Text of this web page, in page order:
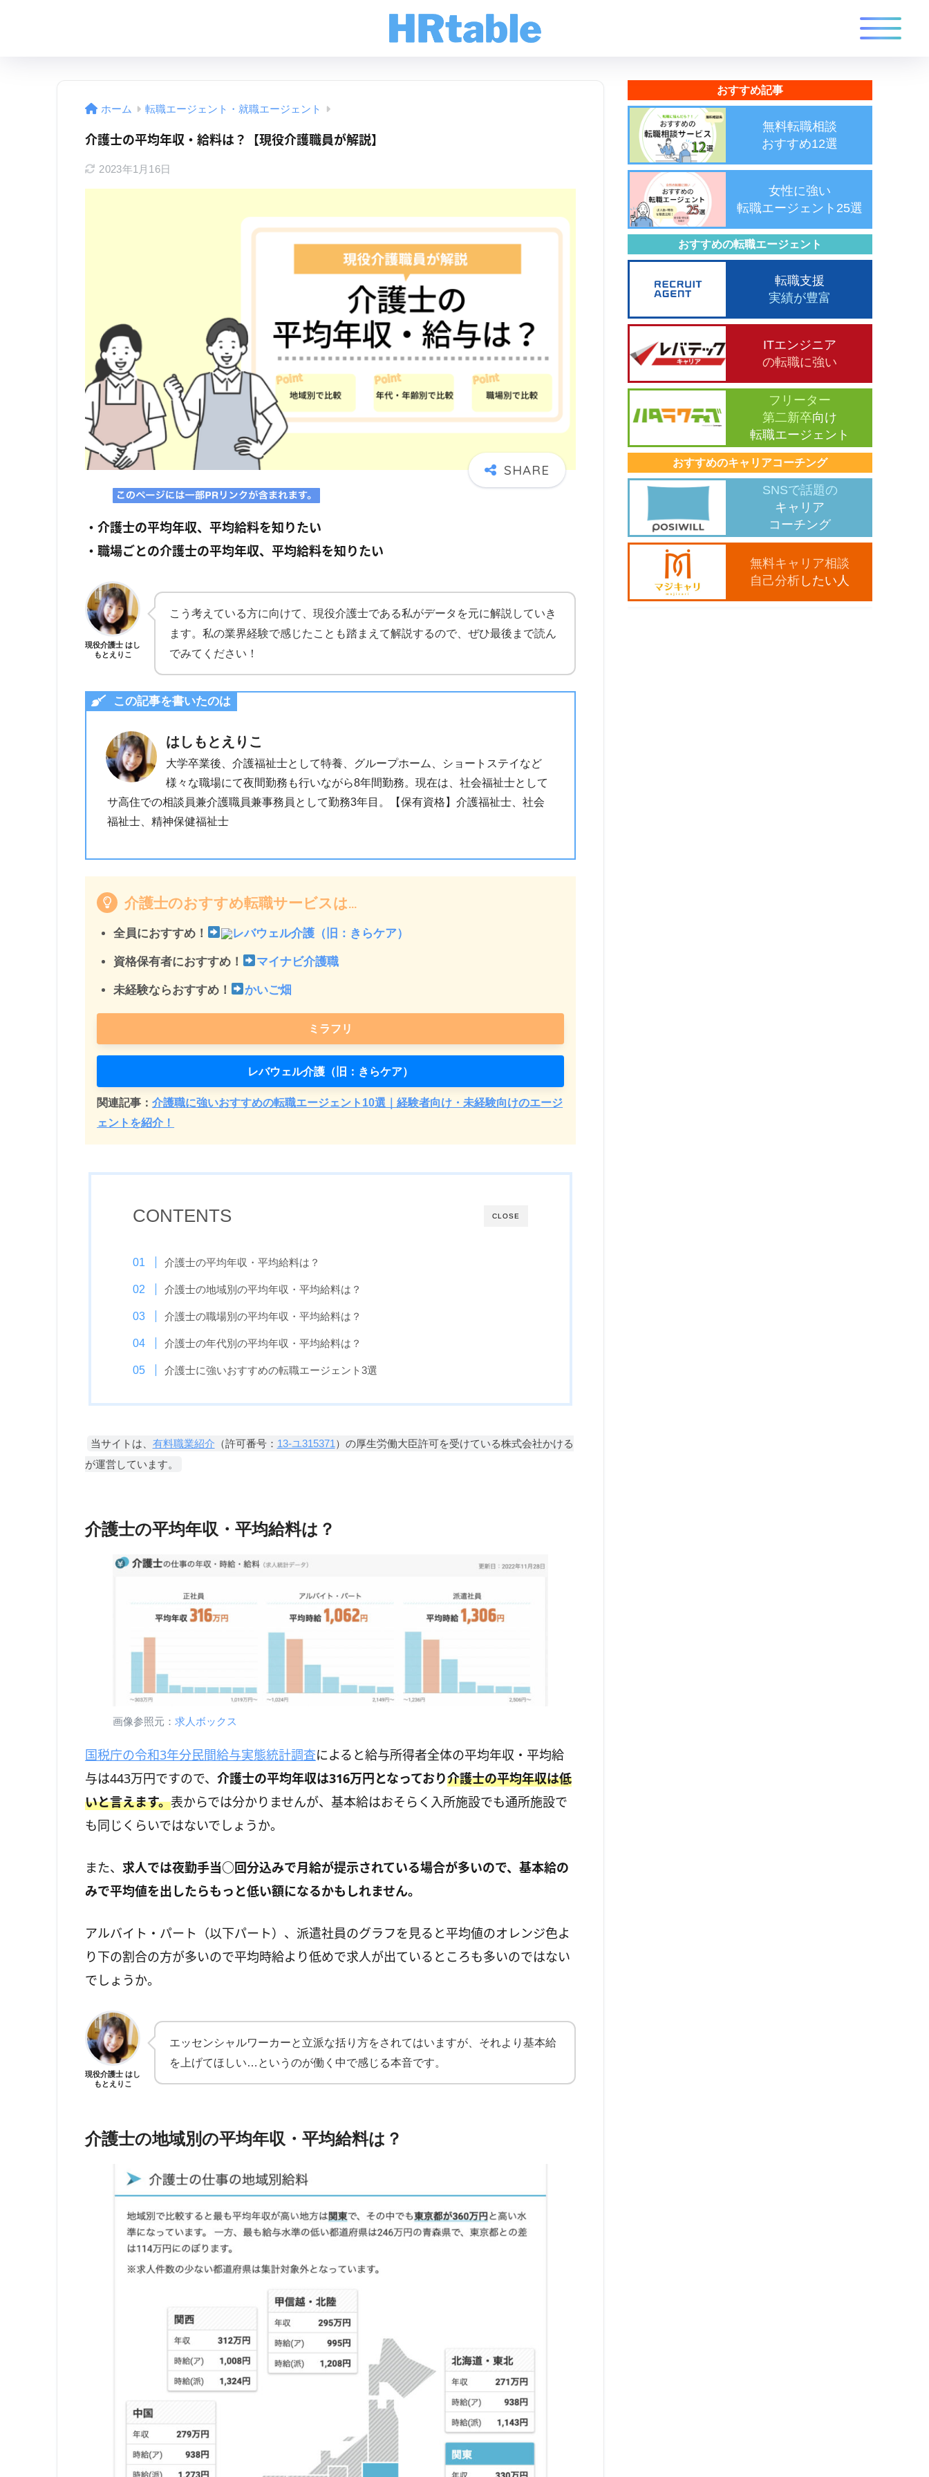
ホーム 転職エージェント・就職エージェント
介護士の平均年収・給料は？【現役介護職員が解説】
2023年1月16日
・介護士の平均年収、平均給料を知りたい
・職場ごとの介護士の平均年収、平均給料を知りたい
現役介護士 はし
もとえりこ
こう考えている方に向けて、現役介護士である私がデータを元に解説していき
ます。私の業界経験で感じたことも踏まえて解説するので、ぜひ最後まで読ん
でみてください！
この記事を書いたのは
はしもとえりこ
大学卒業後、介護福祉士として特養、グループホーム、ショートステイなど
様々な職場にて夜間勤務も行いながら8年間勤務。現在は、社会福祉士として
サ高住での相談員兼介護職員兼事務員として勤務3年目。【保有資格】介護福祉士、社会
福祉士、精神保健福祉士
介護士のおすすめ転職サービスは…
全員におすすめ！ レバウェル介護（旧：きらケア）
資格保有者におすすめ！ マイナビ介護職
未経験ならおすすめ！ かいご畑
ミラフリ
レバウェル介護（旧：きらケア）
関連記事：介護職に強いおすすめの転職エージェント10選｜経験者向け・未経験向けのエージ
ェントを紹介！
CLOSE
CONTENTS
介護士の平均年収・平均給料は？
介護士の地域別の平均年収・平均給料は？
介護士の職場別の平均年収・平均給料は？
介護士の年代別の平均年収・平均給料は？
介護士に強いおすすめの転職エージェント3選
当サイトは、 有料職業紹介 （許可番号： 13-ユ315371 ）の厚生労働大臣許可を受けている株式会社かける
が運営しています。
介護士の平均年収 ・平均給料は？
画像参照元： 求人ボックス
国税庁の令和3年分民間給与実態統計調査によると給与所得者全体の平均年収・平均給
与は443万円ですので、 介護士の平均年収は316万円となっており介護士の平均年収は低
いと言えます。表からでは分かりませんが、基本給はおそらく入所施設でも通所施設で
も同じくらいではないでしょうか。
また、 求人では夜勤手当○回分込みで月給が提示されている場合が多いので、基本給の
みで平均値を出したらもっと低い額になるかもしれません。
アルバイト・パート（以下パート）、派遣社員のグラフを見ると平均値のオレンジ色よ
り下の割合の方が多いので平均時給より低めで求人が出ているところも多いのではない
でしょうか。
現役介護士 はし
もとえりこ
エッセンシャルワーカーと立派な括り方をされてはいますが、それより基本給
を上げてほしい…というのが働く中で感じる本音です。
介護士の地域別の平均年収・平均給料は？
おすすめ記事
無料転職相談
おすすめ12選
女性に強い
転職エージェント25選
おすすめの転職エージェント
転職支援
実績が豊富
ITエンジニア
の転職に強い
フリーター
第二新卒向け
転職エージェント
おすすめのキャリアコーチング
SNSで話題の
キャリア
コーチング
無料キャリア相談
自己分析 したい人